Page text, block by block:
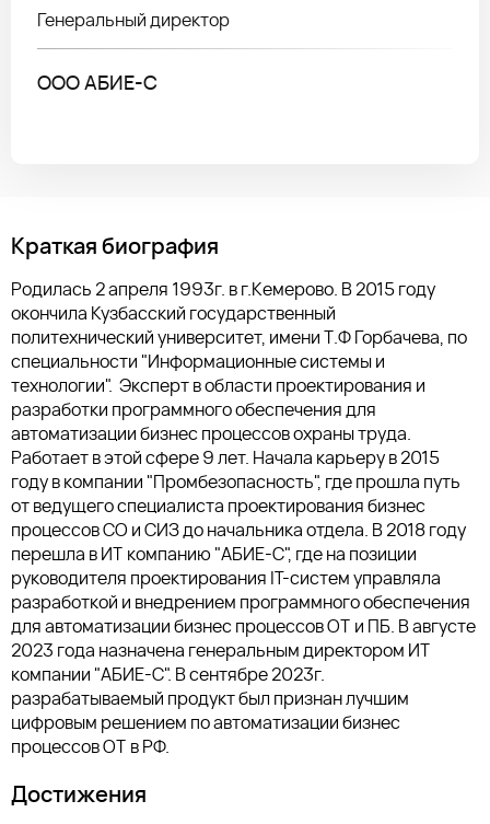
Генеральный директор
ООО АБИЕ-С
Краткая биография
Родилась 2 апреля 1993г. в г.Кемерово. В 2015 году
окончила Кузбасский государственный
политехнический университет, имени Т.Ф Горбачева, по
специальности "Информационные системы и
технологии". Эксперт в области проектирования и
разработки программного обеспечения для
автоматизации бизнес процессов охраны труда.
Работает в этой сфере 9 лет. Начала карьеру в 2015
году в компании "Промбезопасность", где прошла путь
от ведущего специалиста проектирования бизнес
процессов СО и СИЗ до начальника отдела. В 2018 году
перешла в ИТ компанию "АБИЕ-С", где на позиции
руководителя проектирования IT-систем управляла
разработкой и внедрением программного обеспечения
для автоматизации бизнес процессов ОТ и ПБ. В августе
2023 года назначена генеральным директором ИТ
компании "АБИЕ-С". В сентябре 2023г.
разрабатываемый продукт был признан лучшим
цифровым решением по автоматизации бизнес
процессов ОТ в РФ.
Достижения